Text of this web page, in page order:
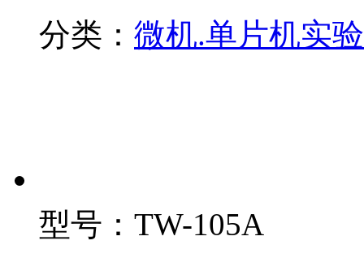
分类： 微机.单片机实
型号： TW-105A